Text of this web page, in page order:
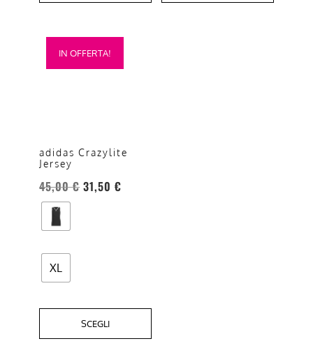
IN OFFERTA!
adidas Crazylite
Jersey
45,00€ 31,50 €
XL
SCEGLI
Questo
prodotto
opzioni
possono
essere
scelte
nella
del
prodotto